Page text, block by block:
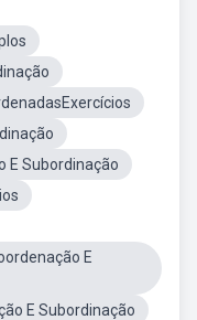
E Subordinação
E
E Subordinação